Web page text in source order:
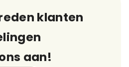
klanten
aan!